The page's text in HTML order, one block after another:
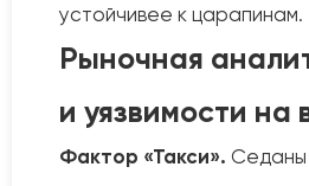
устойчивее к царапинам.
Рыночная
и уязвимости на
Фактор «Такси».